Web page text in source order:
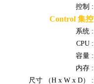
控制 :
Control 集控
系统 :
CPU :
容量 :
内存 :
尺寸 （H x W x D） :